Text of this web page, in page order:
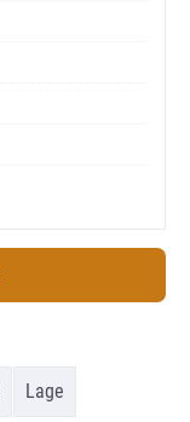
Lage